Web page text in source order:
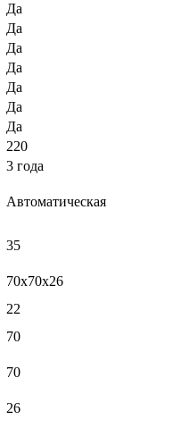
Да
Да
Да
Да
Да
Да
Да
220
3 года
Автоматическая
35
70x70x26
22
70
70
26